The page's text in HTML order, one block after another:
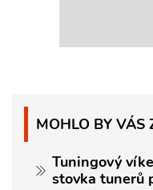
MOHLO BY VÁS
Tuningový
stovka tunerů